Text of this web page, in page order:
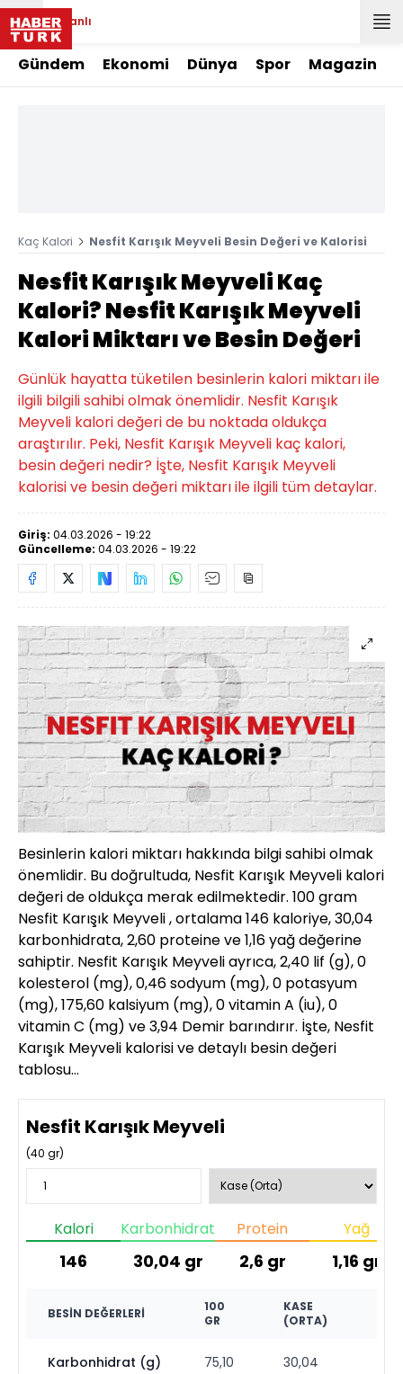
Canlı
Gündem Ekonomi Dünya Spor Magazin
Kaç Kalori Nesfit Karışık Meyveli Besin Değeri ve Kalorisi
Nesfit Karışık Meyveli Kaç
Kalori? Nesfit Karışık Meyveli
Kalori Miktarı ve Besin Değeri
Günlük hayatta tüketilen besinlerin kalori miktarı ile
ilgili bilgili sahibi olmak önemlidir. Nesfit Karışık
Meyveli kalori değeri de bu noktada oldukça
araştırılır. Peki, Nesfit Karışık Meyveli kaç kalori,
besin değeri nedir? İşte, Nesfit Karışık Meyveli
kalorisi ve besin değeri miktarı ile ilgili tüm detaylar.
Giriş: 04.03.2026 - 19:22
Güncelleme: 04.03.2026 - 19:22
Besinlerin kalori miktarı hakkında bilgi sahibi olmak
önemlidir. Bu doğrultuda, Nesfit Karışık Meyveli kalori
değeri de oldukça merak edilmektedir. 100 gram
Nesfit Karışık Meyveli , ortalama 146 kaloriye, 30,04
karbonhidrata, 2,60 proteine ve 1,16 yağ değerine
sahiptir. Nesfit Karışık Meyveli ayrıca, 2,40 lif (g), 0
kolesterol (mg), 0,46 sodyum (mg), 0 potasyum
(mg), 175,60 kalsiyum (mg), 0 vitamin A (iu), 0
vitamin C (mg) ve 3,94 Demir barındırır. İşte, Nesfit
Karışık Meyveli kalorisi ve detaylı besin değeri
tablosu…
Nesfit Karışık Meyveli
(40 gr)
Kalori
146
Karbonhidrat
30,04 gr
Protein
2,6 gr
Yağ
1,16 gr
BESIN DEĞERLERI
100
GR
KASE
(ORTA)
Karbonhidrat (g) 75,10 30,04